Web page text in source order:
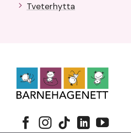
Tveterhytta